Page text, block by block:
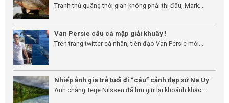
Tranh thủ quãng thời gian không phải thi đấu, Mark...
Van Persie câu cá mập giải khuây !
Trên trang twitter cá nhân, tiền đạo Van Persie mới...
Nhiếp ảnh gia trẻ tuổi đi “câu” cảnh đẹp xứ Na Uy
Anh chàng Terje Nilssen đã lưu giữ lại khoảnh khắc...